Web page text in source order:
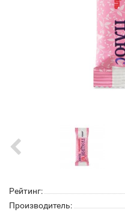
Рейтинг:
Производитель: